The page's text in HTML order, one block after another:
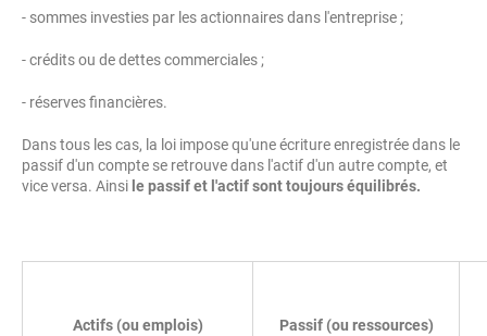
- sommes investies par les actionnaires dans l'entreprise ;
- crédits ou de dettes commerciales ;
- réserves financières.
Dans tous les cas, la loi impose qu'une écriture enregistrée dans le
passif d'un compte se retrouve dans l'actif d'un autre compte, et
vice versa. Ainsi le passif et l'actif sont toujours équilibrés.
Actifs (ou emplois) Passif (ou ressources)